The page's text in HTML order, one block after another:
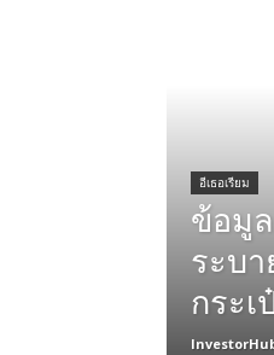
อีเธอเรียม
ข้อมู
ระบ
กระเ